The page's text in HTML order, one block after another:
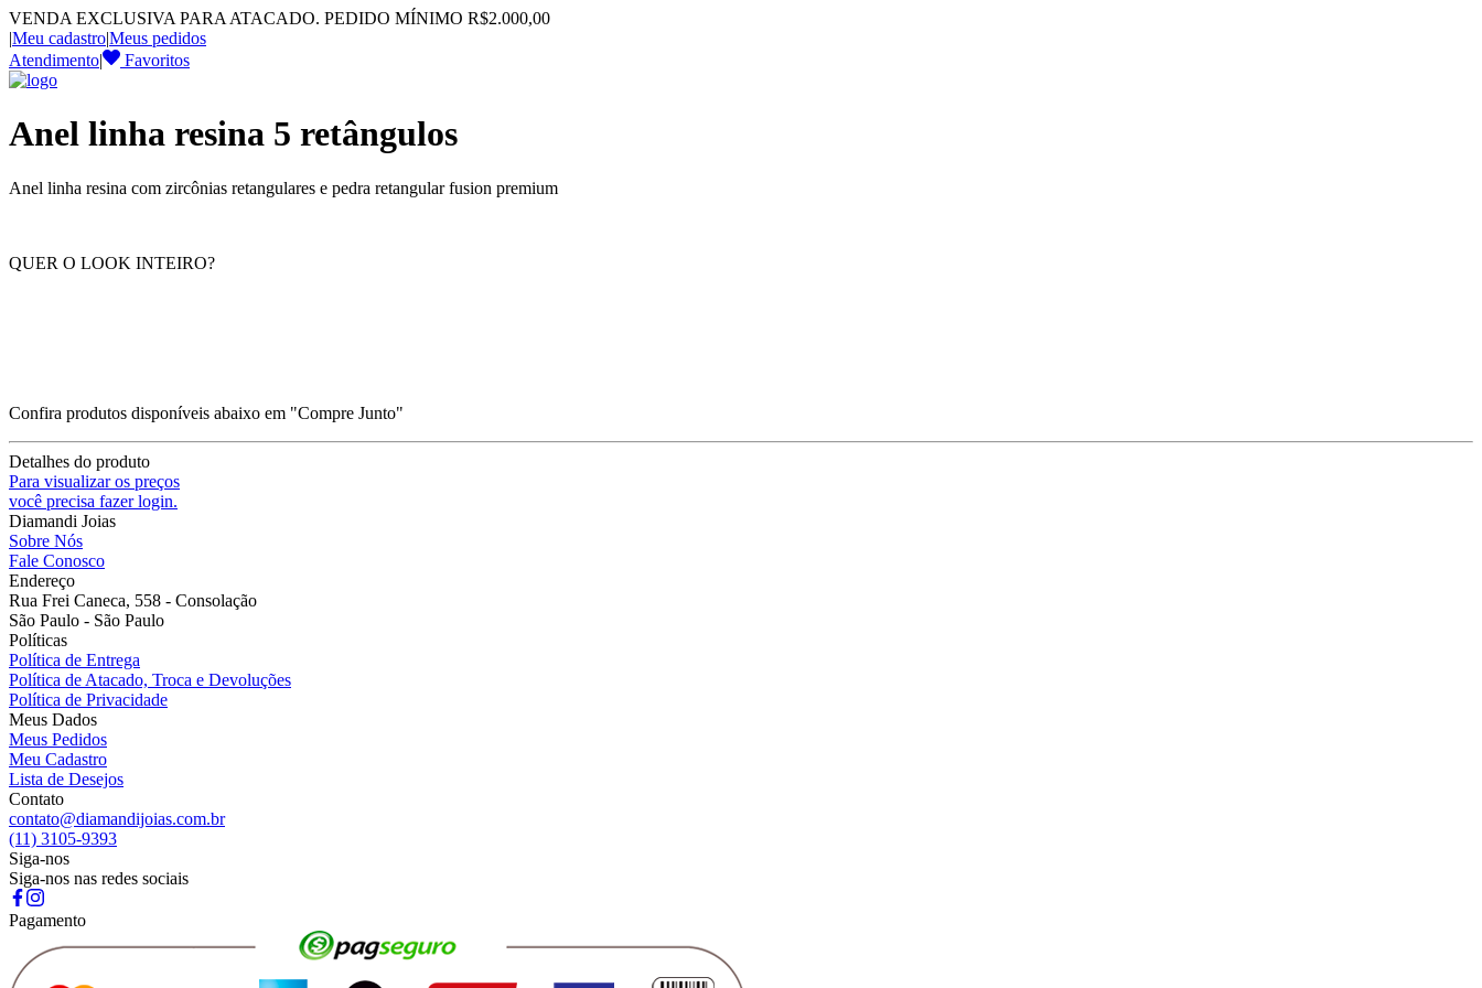
VENDA EXCLUSIVA PARA ATACADO. PEDIDO MÍNIMO R$2.000,00
|Meu cadastro|Meus pedidos
Atendimento| Favoritos
Anel linha resina 5 retângulos
Anel linha resina com zircônias retangulares e pedra retangular fusion premium
QUER O LOOK INTEIRO?
Confira produtos disponíveis abaixo em "Compre Junto"
Detalhes do produto
Para visualizar os preços
você precisa fazer login.
Diamandi Joias
Sobre Nós
Fale Conosco
Endereço
Rua Frei Caneca, 558 - Consolação
São Paulo - São Paulo
Políticas
Política de Entrega
Política de Atacado, Troca e Devoluções
Política de Privacidade
Meus Dados
Meus Pedidos
Meu Cadastro
Lista de Desejos
Contato
contato@diamandijoias.com.br
(11) 3105-9393
Siga-nos
Siga-nos nas redes sociais
Pagamento